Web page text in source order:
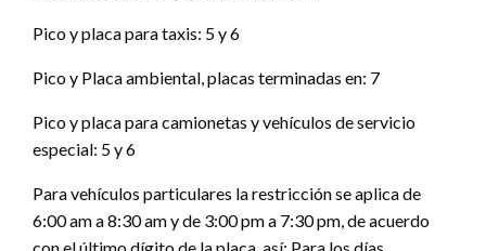
Pico y placa para taxis: 5 y 6
Pico y Placa ambiental, placas terminadas en: 7
Pico y placa para camionetas y vehículos de servicio
especial: 5 y 6
Para vehículos particulares la restricción se aplica de
6:00 am a 8:30 am y de 3:00 pm a 7:30 pm, de acuerdo